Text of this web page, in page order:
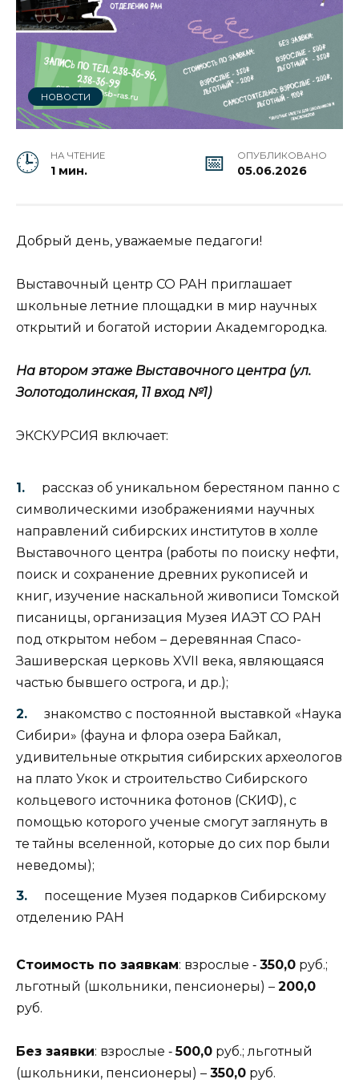
НОВОСТИ
НА ЧТЕНИЕ
1 мин.
ОПУБЛИКОВАНО
05.06.2026
Добрый день, уважаемые педагоги!
Выставочный центр СО РАН приглашает
школьные летние площадки в мир научных
открытий и богатой истории Академгородка.
На втором этаже Выставочного центра (ул.
Золотодолинская, 11 вход №1)
ЭКСКУРСИЯ включает:
рассказ об уникальном берестяном панно с
символическими изображениями научных
направлений сибирских институтов в холле
Выставочного центра (работы по поиску нефти,
поиск и сохранение древних рукописей и
книг, изучение наскальной живописи Томской
писаницы, организация Музея ИАЭТ СО РАН
под открытом небом – деревянная Спасо-
Зашиверская церковь XVII века, являющаяся
частью бывшего острога, и др.);
знакомство с постоянной выставкой «Наука
Сибири» (фауна и флора озера Байкал,
удивительные открытия сибирских археологов
на плато Укок и строительство Сибирского
кольцевого источника фотонов (СКИФ), с
помощью которого ученые смогут заглянуть в
те тайны вселенной, которые до сих пор были
неведомы);
посещение Музея подарков Сибирскому
отделению РАН
Стоимость по заявкам: взрослые ‑ 350,0 руб.;
льготный (школьники, пенсионеры) – 200,0
руб.
Без заявки: взрослые ‑500,0 руб.; льготный
(школьники, пенсионеры) – 350,0 руб.